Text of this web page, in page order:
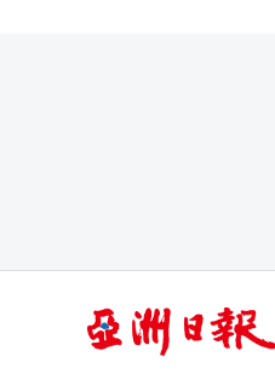
亚
洲
日